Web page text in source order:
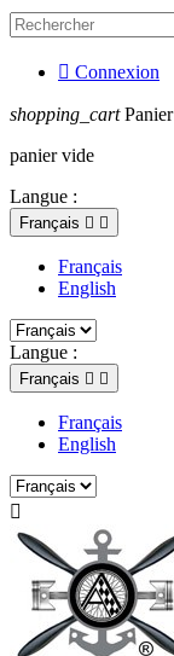
 Connexion
shopping_cart Panier
panier vide
Langue :
Français  
Français
English
Langue :
Français  
Français
English
